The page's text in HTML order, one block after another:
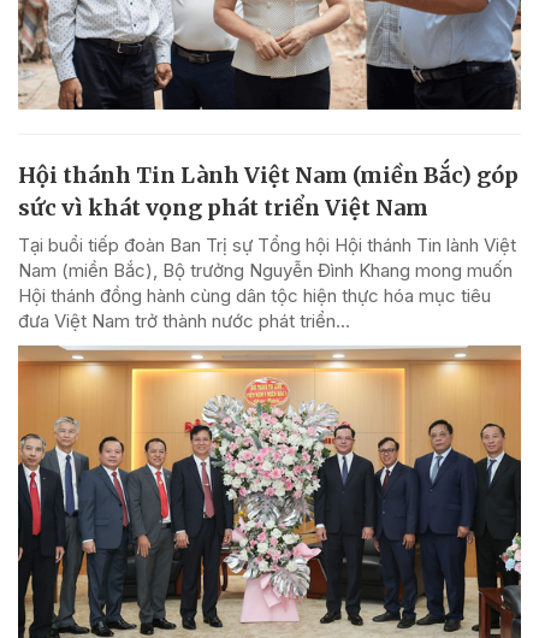
Hội thánh Tin Lành Việt Nam (miền Bắc) góp
sức vì khát vọng phát triển Việt Nam
Tại buổi tiếp đoàn Ban Trị sự Tổng hội Hội thánh Tin lành Việt
Nam (miền Bắc), Bộ trưởng Nguyễn Đình Khang mong muốn
Hội thánh đồng hành cùng dân tộc hiện thực hóa mục tiêu
đưa Việt Nam trở thành nước phát triển...